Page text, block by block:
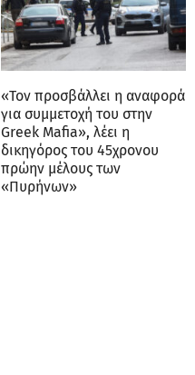
«Τον προσβάλλει η αναφορά
για συμμετοχή του στην
Greek Mafia», λέει η
δικηγόρος του 45χρονου
πρώην μέλους των
«Πυρήνων»